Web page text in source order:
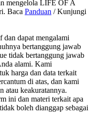
mengelola LIFE OF A
Baca Panduan / Kunjungi
dan dapat mengalami
bertanggung jawab
tidak bertanggung jawab
alami. Kami
harga dan data terkait
di atas, dan kami
atau keakuratannya.
ini dan materi terkait apa
boleh dianggap sebagai